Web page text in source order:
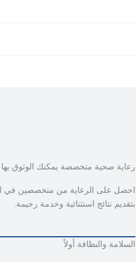
رعاية صحية متخصصة يمكنك الوثوق بها
احصل على الرعاية من متخصصين في
بتقديم نتائج استثنائية وخدمة رحيمة.
السلامة والنظافة أولاً